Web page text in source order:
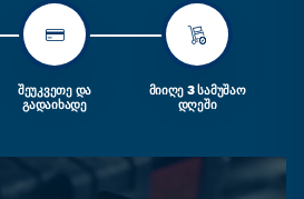
ᲨᲔᲣᲙᲕᲔᲗᲔ ᲓᲐ
ᲒᲐᲓᲐᲘᲮᲐᲓᲔ
ᲛᲘᲘᲦᲔ 3 ᲡᲐᲛᲣᲨᲐᲝ
ᲓᲦᲔᲨᲘ